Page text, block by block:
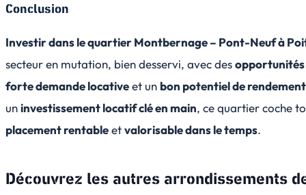
Conclusion
Investir dans le quartier Montbernage – Pont-Neuf à
secteur en mutation, bien desservi, avec desopportunités
forte demande locativeet un bon potentiel de
uninvestissement locatif clé en main, ce quartier coche
placement rentableetvalorisable dans le temps.
Découvrez les autres arrondissements